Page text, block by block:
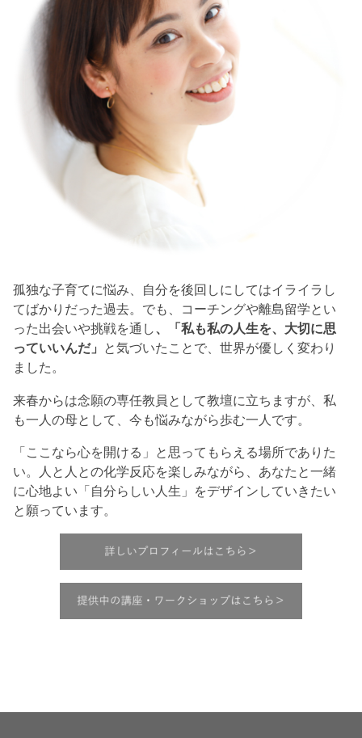
孤独な子育てに悩み、自分を後回しにしてはイライラし
てばかりだった過去。でも、コーチングや離島留学とい
った出会いや挑戦を通し、「私も私の人生を、大切に思
っていいんだ」 と気づいたことで、世界が優しく変わり
ました。
来春からは念願の専任教員として教壇に立ちますが、私
も一人の母として、今も悩みながら歩む一人です。
「ここなら心を開ける」と思ってもらえる場所でありた
い。人と人との化学反応を楽しみながら、あなたと一緒
に心地よい「自分らしい人生」をデザインしていきたい
と願っています。